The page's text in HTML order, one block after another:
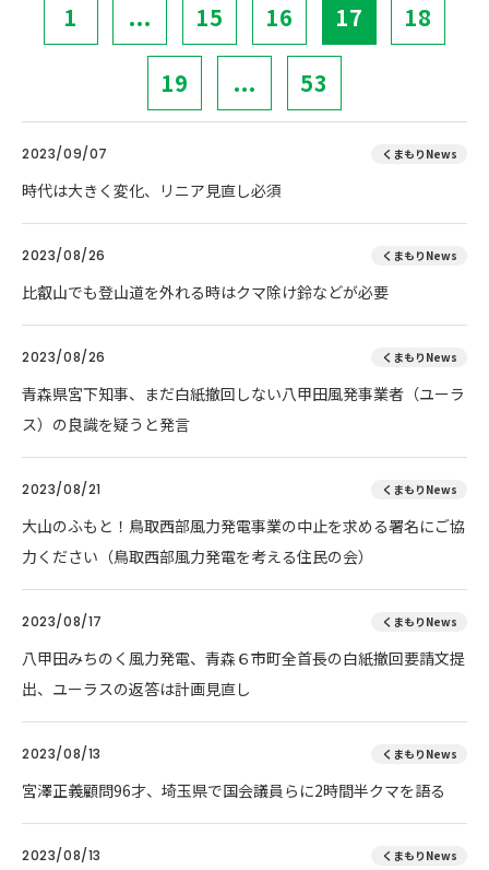
1 ... 15 16 17 18
19 ... 53
2023/09/07 くまもりNews
時代は大きく変化、リニア見直し必須
2023/08/26 くまもりNews
比叡山でも登山道を外れる時はクマ除け鈴などが必要
2023/08/26 くまもりNews
青森県宮下知事、まだ白紙撤回しない八甲田風発事業者（ユーラ
ス）の良識を疑うと発言
2023/08/21 くまもりNews
大山のふもと！鳥取西部風力発電事業の中止を求める署名にご協
力ください（鳥取西部風力発電を考える住民の会）
2023/08/17 くまもりNews
八甲田みちのく風力発電、青森６市町全首長の白紙撤回要請文提
出、ユーラスの返答は計画見直し
2023/08/13 くまもりNews
宮澤正義顧問96才、埼玉県で国会議員らに2時間半クマを語る
2023/08/13 くまもりNews